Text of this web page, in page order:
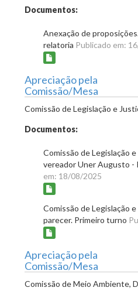
Documentos:
Anexação de
relatoria Publicado em:
Apreciação pela
Comissão/Mesa
Comissão de Legislação e
Documentos:
Comissão de Legislação
vereador Uner Augusto -
em: 18/08/2025
Comissão de Legislação
parecer. Primeiro turno
Apreciação pela
Comissão/Mesa
Comissão de Meio Ambiente,